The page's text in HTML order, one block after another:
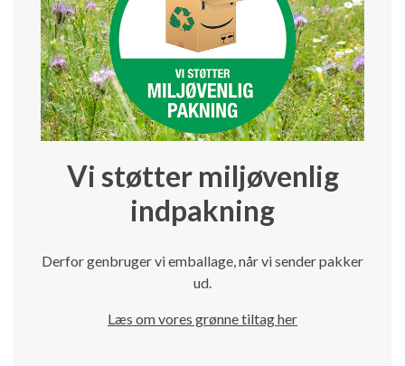
Vi støtter miljøvenlig
indpakning
Derfor genbruger vi emballage, når vi sender pakker
ud.
Læs om vores grønne tiltag her